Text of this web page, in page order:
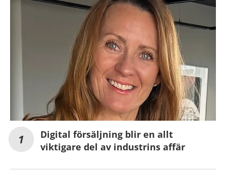
Digital försäljning blir en allt
viktigare del av industrins affär